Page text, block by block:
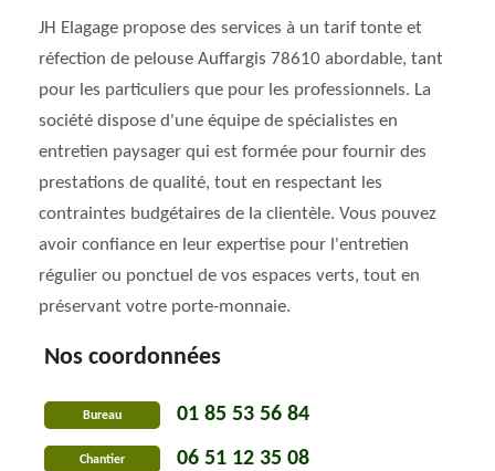
JH Elagage propose des services à un tarif tonte et
réfection de pelouse Auffargis 78610 abordable, tant
pour les particuliers que pour les professionnels. La
société dispose d'une équipe de spécialistes en
entretien paysager qui est formée pour fournir des
prestations de qualité, tout en respectant les
contraintes budgétaires de la clientèle. Vous pouvez
avoir confiance en leur expertise pour l'entretien
régulier ou ponctuel de vos espaces verts, tout en
préservant votre porte-monnaie.
Nos coordonnées
Bureau 01 85 53 56 84
Chantier 06 51 12 35 08